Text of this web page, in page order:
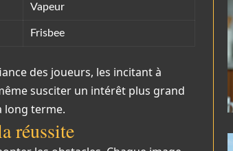
Vapeur
Frisbee
des joueurs, les incitant à
susciter un intérêt plus grand
long terme.
réussite